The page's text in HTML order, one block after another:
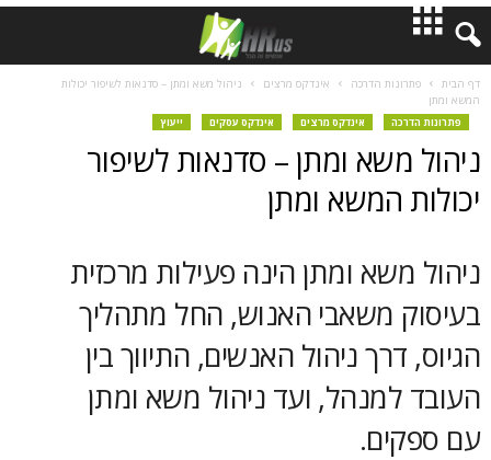
חדשות
הדרכה אינדקס מרצים ניהול משא ומתן – סדנאות לשיפור יכולות
אינדקס מרצים אינדקס עסקים ייעוץ
ומתן – סדנאות לשיפור
המשא ומתן
ומתן הינה פעילות מרכזית
משאבי האנוש, החל מתהליך
ניהול האנשים, התיווך בין
ועד ניהול משא ומתן